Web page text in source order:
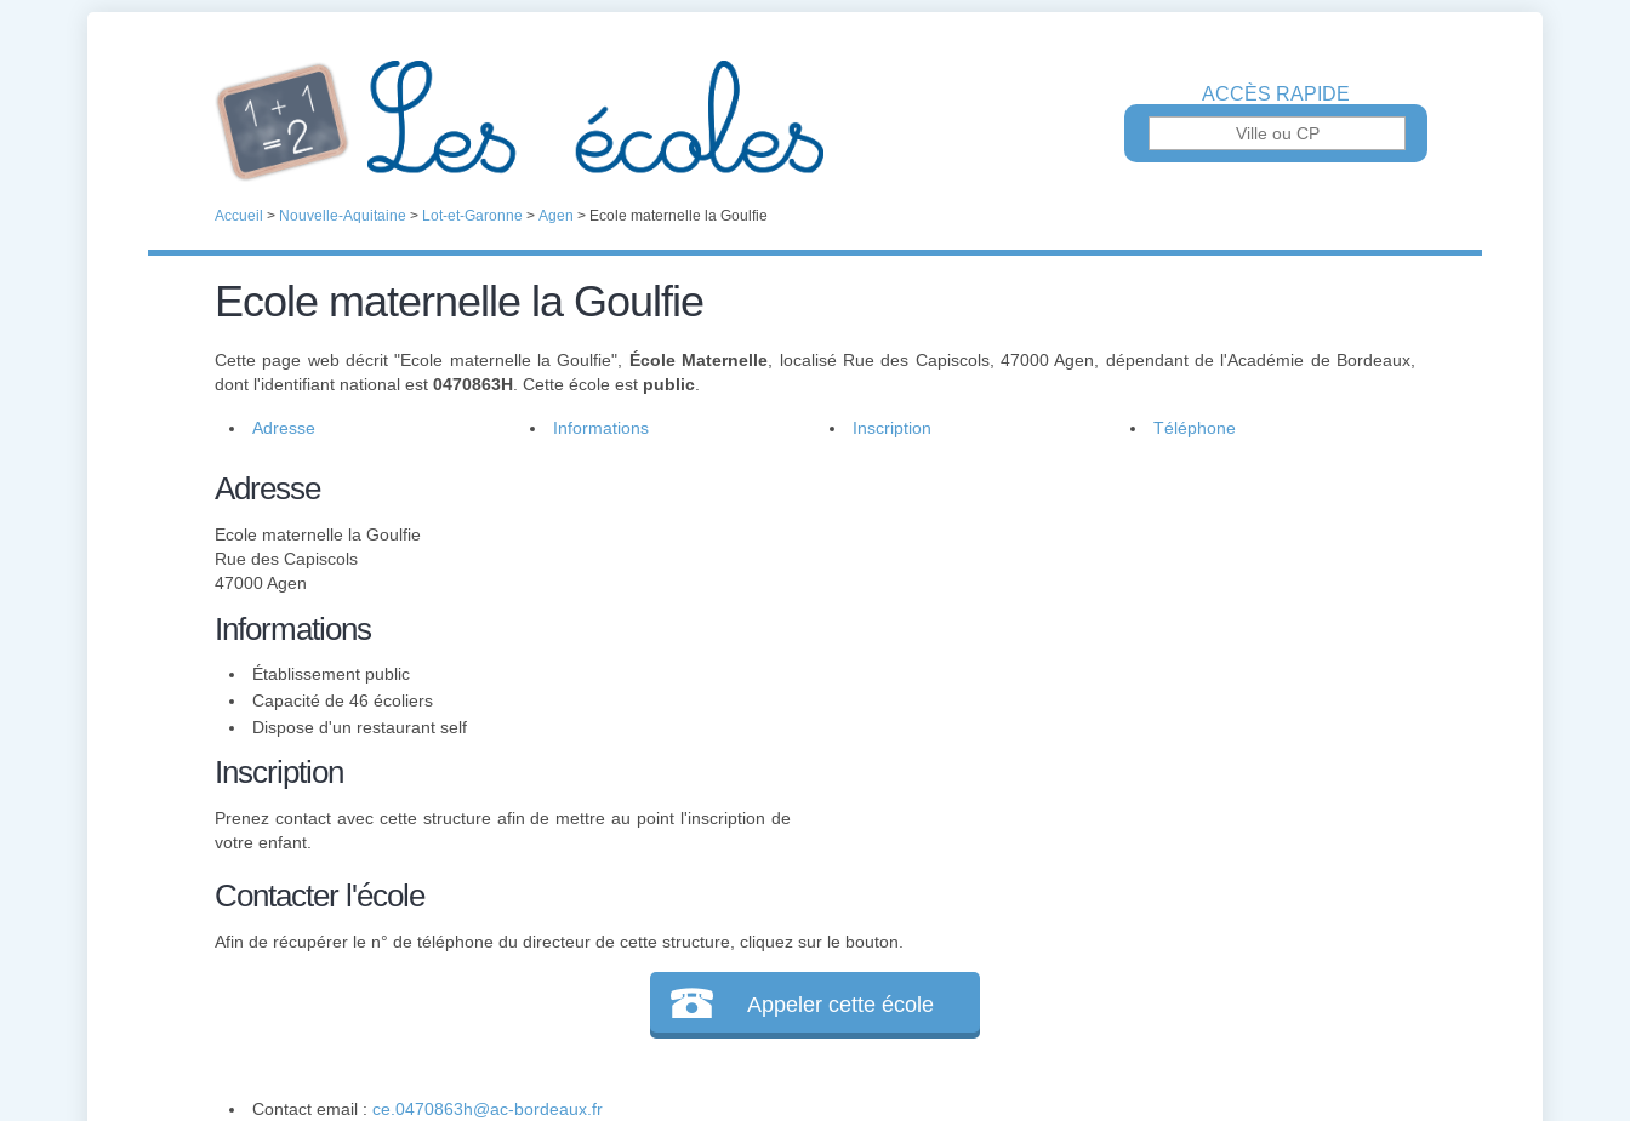
ACCÈS RAPIDE
Accueil > Nouvelle-Aquitaine > Lot-et-Garonne > Agen > Ecole maternelle la Goulfie
Ecole maternelle la Goulfie
Cette page web décrit "Ecole maternelle la Goulfie", École Maternelle , localisé Rue des Capiscols, 47000 Agen, dépendant de l'Académie de Bordeaux,
dont l'identifiant national est 0470863H . Cette école est public
Adresse Informations Inscription Téléphone
Adresse
Ecole maternelle la Goulfie
Rue des Capiscols
47000 Agen
Informations
Établissement public
Capacité de 46 écoliers
Dispose d'un restaurant self
Inscription
Prenez contact avec cette structure afin de mettre au point l'inscription de
votre enfant.
Contacter l'école
Afin de récupérer le n° de téléphone du directeur de cette structure, cliquez sur le bouton.
Appeler cette école
Contact email : ce.0470863h@ac-bordeaux.fr